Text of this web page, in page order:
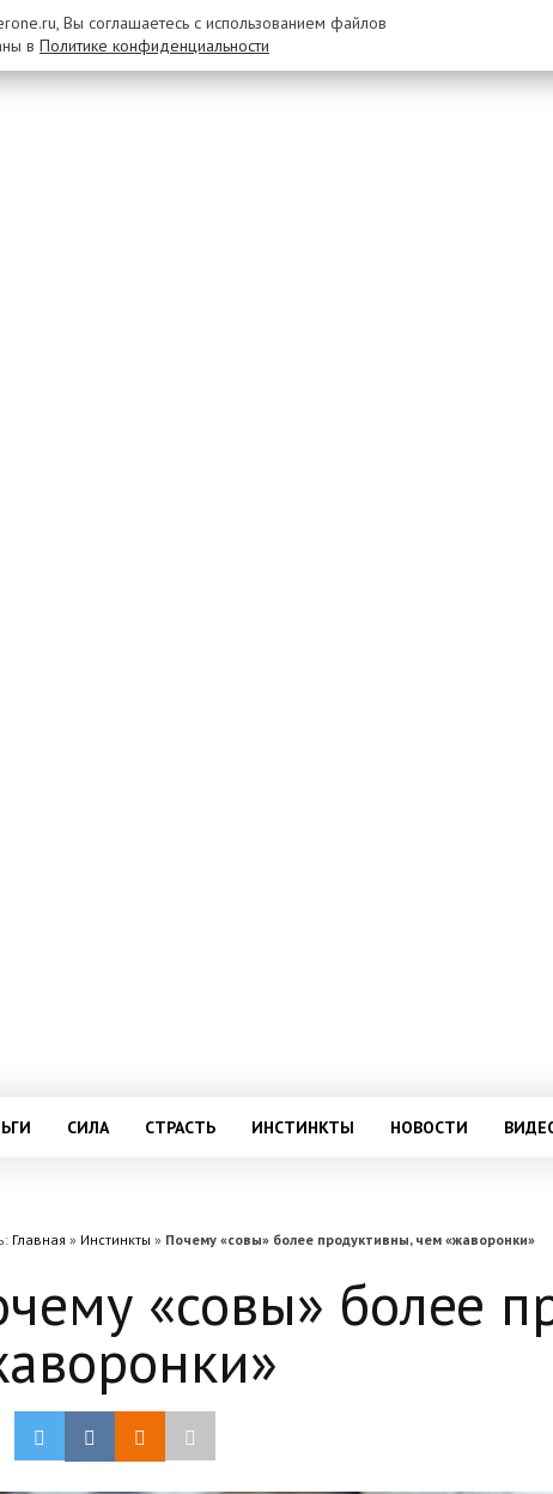
СИЛА СТРАСТЬ ИНСТИНКТЫ НОВОСТИ
Главная » Инстинкты » Почему «совы» более продуктивны, чем «жаворонки»
«совы» более
Вы соглашаетесь с использованием файлов
в Политике конфиденциальности